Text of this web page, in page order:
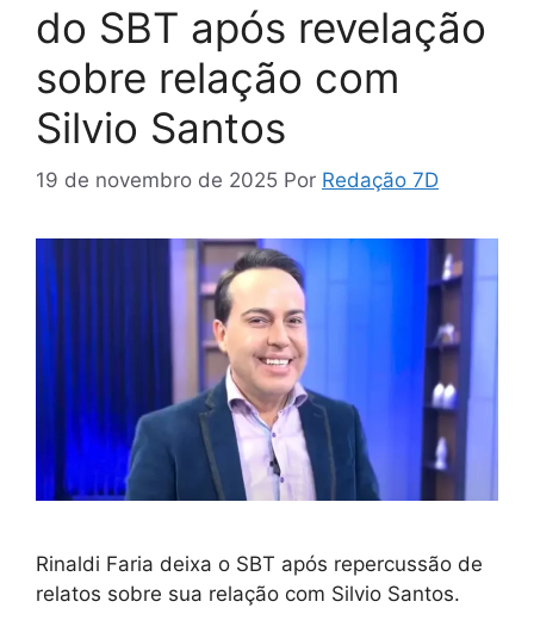
do SBT após revelação
sobre relação com
Silvio Santos
19 de novembro de 2025 Por Redação 7D
Rinaldi Faria deixa o SBT após repercussão de
relatos sobre sua relação com Silvio Santos.